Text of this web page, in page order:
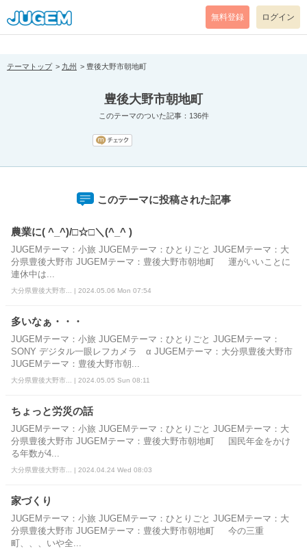
[pear_error: message="Success" code=0 mode=return level=notice
prefix="" info=""]
無料登録 ログイン
テーマトップ 九州 豊後大野市朝地町
豊後大野市朝地町
このテーマのついた記事：136件
このテーマに投稿された記事
農業に( ^_^)/□☆□＼(^_^ )
JUGEMテーマ：小旅 JUGEMテーマ：ひとりごと JUGEMテーマ：大
分県豊後大野市 JUGEMテーマ：豊後大野市朝地町 運がいいことに
連休中は...
大分県豊後大野市... | 2024.05.06 Mon 07:54
多いなぁ・・・
JUGEMテーマ：小旅 JUGEMテーマ：ひとりごと JUGEMテーマ：
SONY デジタル一眼レフカメラ α JUGEMテーマ：大分県豊後大野市
JUGEMテーマ：豊後大野市朝...
大分県豊後大野市... | 2024.05.05 Sun 08:11
ちょっと労災の話
JUGEMテーマ：小旅 JUGEMテーマ：ひとりごと JUGEMテーマ：大
分県豊後大野市 JUGEMテーマ：豊後大野市朝地町 国民年金をかけ
る年数が4...
大分県豊後大野市... | 2024.04.24 Wed 08:03
家づくり
JUGEMテーマ：小旅 JUGEMテーマ：ひとりごと JUGEMテーマ：大
分県豊後大野市 JUGEMテーマ：豊後大野市朝地町 今の三重
町、、、いや全...